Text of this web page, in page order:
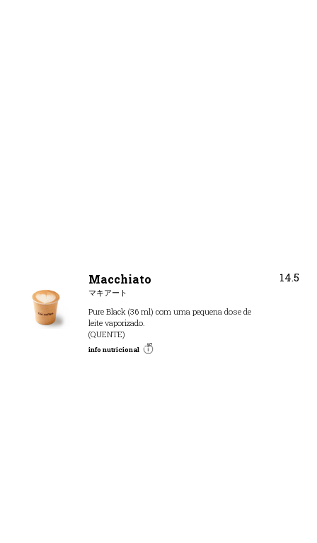
Macchiato
マキアート
Pure Black (36 ml) com uma pequena dose de
leite vaporizado.
(QUENTE)
info nutricional
14.5